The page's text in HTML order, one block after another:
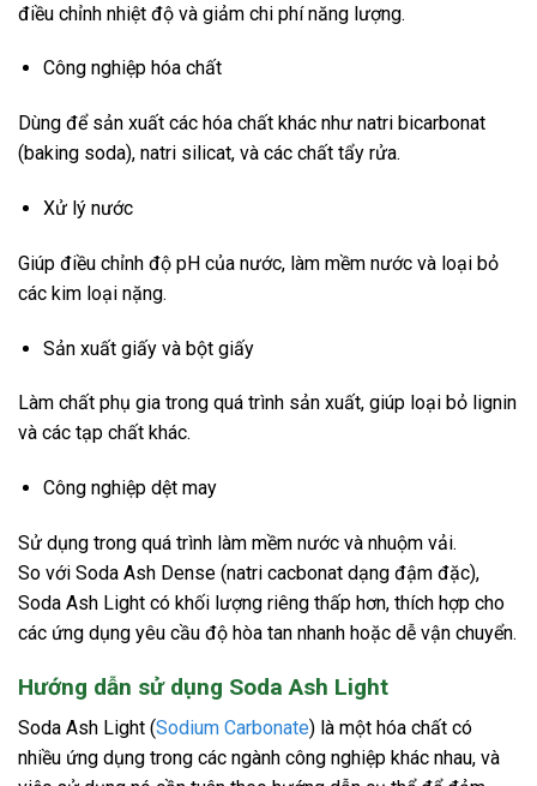
điều chỉnh nhiệt độ và giảm chi phí năng lượng.
Công nghiệp hóa chất
Dùng để sản xuất các hóa chất khác như natri bicarbonat
(baking soda), natri silicat, và các chất tẩy rửa.
Xử lý nước
Giúp điều chỉnh độ pH của nước, làm mềm nước và loại bỏ
các kim loại nặng.
Sản xuất giấy và bột giấy
Làm chất phụ gia trong quá trình sản xuất, giúp loại bỏ lignin
và các tạp chất khác.
Công nghiệp dệt may
Sử dụng trong quá trình làm mềm nước và nhuộm vải.
So với Soda Ash Dense (natri cacbonat dạng đậm đặc),
Soda Ash Light có khối lượng riêng thấp hơn, thích hợp cho
các ứng dụng yêu cầu độ hòa tan nhanh hoặc dễ vận chuyển.
Hướng dẫn sử dụng Soda Ash Light
Soda Ash Light (Sodium Carbonate) là một hóa chất có
nhiều ứng dụng trong các ngành công nghiệp khác nhau, và